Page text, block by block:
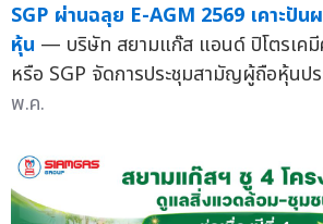
SGP ผ่านฉลุย E-AGM 2569 เคาะปัน
หุ้น — บริษัท สยามแก๊ส แอนด์ ปิโตรเค
หรือ SGP จัดการประชุมสามัญผู้ถือหุ้นปร
พ.ค.